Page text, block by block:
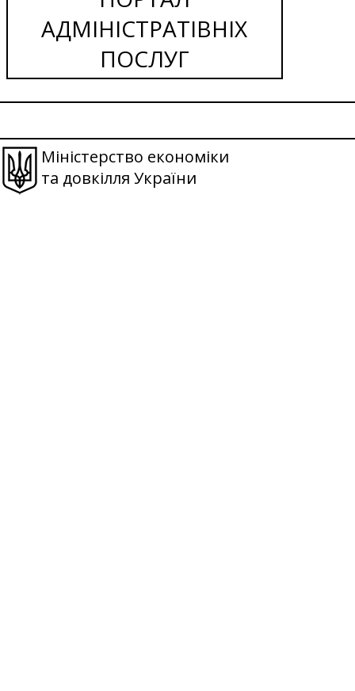
АДМІНІСТРАТІВНІХ
ПОСЛУГ
Міністерство економіки
та довкілля України